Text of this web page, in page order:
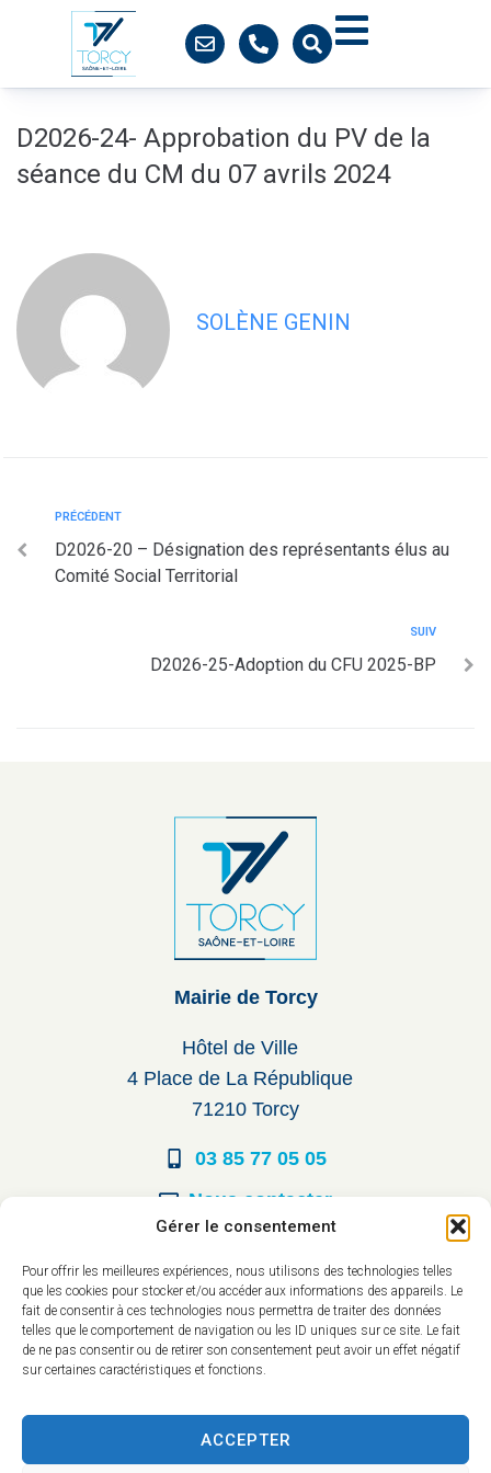
Gérer le consentement
Pour offrir les meilleures expériences, nous utilisons des technologies telles
que les cookies pour stocker et/ou accéder aux informations des appareils. Le
fait de consentir à ces technologies nous permettra de traiter des données
telles que le comportement de navigation ou les ID uniques sur ce site. Le fait
de ne pas consentir ou de retirer son consentement peut avoir un effet négatif
sur certaines caractéristiques et fonctions.
ACCEPTER
D2026-24- Approbation du PV de la
séance du CM du 07 avrils 2024
SOLÈNE GENIN
PRÉCÉDENT
D2026-20 – Désignation des représentants élus au
Comité Social Territorial
SUIV
D2026-25-Adoption du CFU 2025-BP
Mairie de Torcy
Hôtel de Ville
4 Place de La République
71210 Torcy
03 85 77 05 05
Nous contacter
Du lundi au vendredi :
8h30 à 12h00